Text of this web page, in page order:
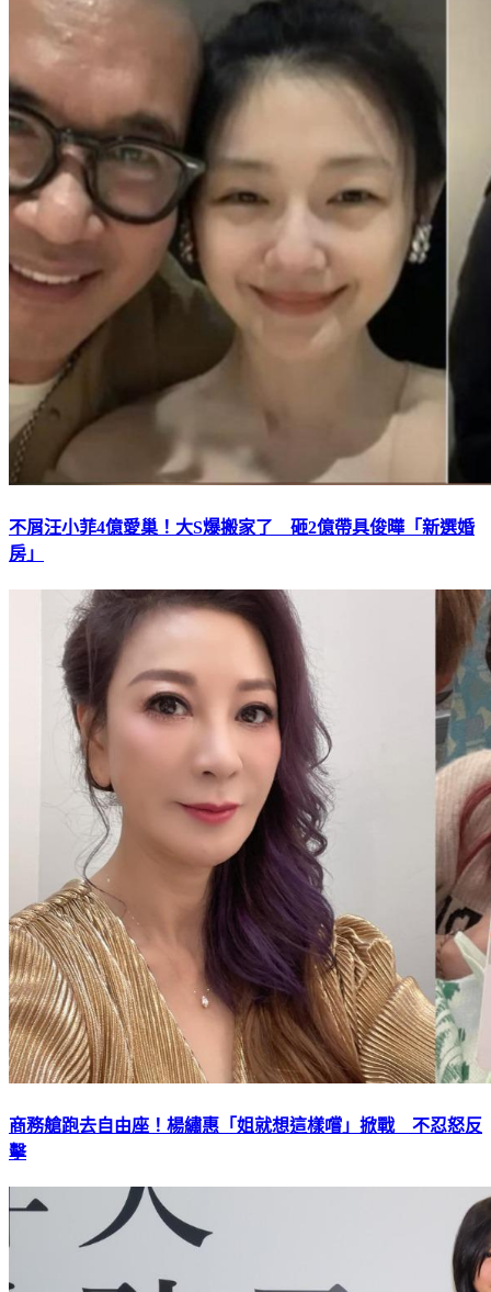
不屑汪小菲4億愛巢！大S爆搬家了 砸2億帶具俊曄「新選婚
房」
商務艙跑去自由座！楊繡惠「姐就想這樣嚐」掀戰 不忍怒反
擊